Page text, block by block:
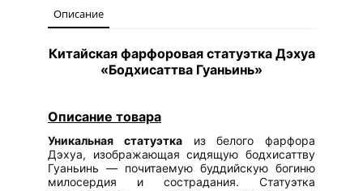
Описание
Китайская фарфоровая статуэтка Дэхуа
«Бодхисаттва Гуаньинь»
Описание товара
Уникальная статуэткаиз белого фарфора
Дэхуа, изображающая сидящую бодхисаттву
Гуаньинь — почитаемую буддийскую богиню
милосердия и сострадания. Статуэтка